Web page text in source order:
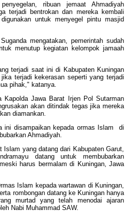
ribuan jemaat Ahmadiyah
terjadi bentrokan dan mereka kembali
untuk menyegel pintu masjid
mengatakan, pemerintah sudah
menutup kegiatan kelompok jamaah
terjadi saat ini di Kabupaten Kuningan
terjadi kekerasan seperti yang terjadi
pihak," katanya.
Kapolda Jawa Barat Irjen Pol Sutarman
akan ditindak tegas jika mereka
diamankan.
ini disampaikan kepada ormas Islam di
Ahmadiyah.
Islam yang datang dari Kabupaten Garut,
datang untuk membubarkan
harus bermalam di Kuningan, Jawa
Islam kepada wartawan di Kuningan,
rombongan datang ke Kuningan hanya
murtad yang telah menodai ajaran
Nabi Muhammad SAW.